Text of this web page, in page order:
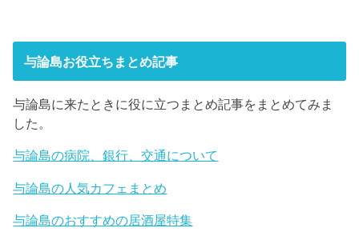
与論島お役立ちまとめ記事
与論島に来たときに役に立つまとめ記事をまとめてみま
した。
与論島の病院、銀行、交通について
与論島の人気カフェまとめ
与論島のおすすめの居酒屋特集